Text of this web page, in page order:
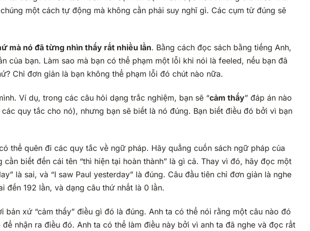
một cách tự động mà không cần phải suy nghĩ gì. Các cụm từ đúng sẽ
mà nó đã từng nhìn thấy rất nhiều lần. Bằng cách đọc sách bằng tiếng Anh,
của bạn. Làm sao mà bạn có thể phạm một lỗi khi nói là feeled, nếu bạn đã
Chỉ đơn giản là bạn không thể phạm lỗi đó chút nào nữa.
Ví dụ, trong các câu hỏi dạng trắc nghiệm, bạn sẽ “cảm thấy” đáp án nào
quy tắc cho nó), nhưng bạn sẽ biết là nó đúng. Bạn biết điều đó bởi vì bạn
thể quên đi các quy tắc về ngữ pháp. Hãy quẳng cuốn sách ngữ pháp của
biết đến cái tên “thì hiện tại hoàn thành” là gì cả. Thay vì đó, hãy đọc một
là sai, và “I saw Paul yesterday” là đúng. Câu đầu tiên chỉ đơn giản là nghe
đến 192 lần, và dạng câu thứ nhất là 0 lần.
xứ “cảm thấy” điều gì đó là đúng. Anh ta có thể nói rằng một câu nào đó
nhận ra điều đó. Anh ta có thể làm điều này bởi vì anh ta đã nghe và đọc rất